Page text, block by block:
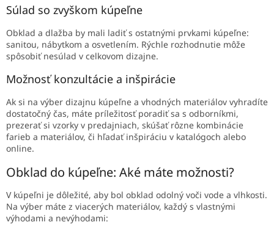
Súlad so zvyškom kúpeľne
Obklad a dlažba by mali ladiť s ostatnými prvkami kúpeľne:
sanitou, nábytkom a osvetlením. Rýchle rozhodnutie môže
spôsobiť nesúlad v celkovom dizajne.
Možnosť konzultácie a inšpirácie
Ak si na výber dizajnu kúpeľne a vhodných materiálov vyhradíte
dostatočný čas, máte príležitosť poradiť sa s odborníkmi,
prezerať si vzorky v predajniach, skúšať rôzne kombinácie
farieb a materiálov, či hľadať inšpiráciu v katalógoch alebo
online.
Obklad do kúpeľne: Aké máte možnosti?
V kúpeľni je dôležité, aby bol obklad odolný voči vode a vlhkosti.
Na výber máte z viacerých materiálov, každý s vlastnými
výhodami a nevýhodami: